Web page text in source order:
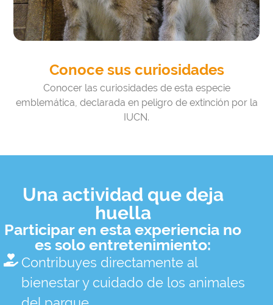
Conoce sus curiosidades
Conocer las curiosidades de esta especie
emblemática, declarada en peligro de extinción por la
IUCN.
Una actividad que deja
huella
Participar en esta experiencia no
es solo entretenimiento:
Contribuyes directamente al
bienestar y cuidado de los animales